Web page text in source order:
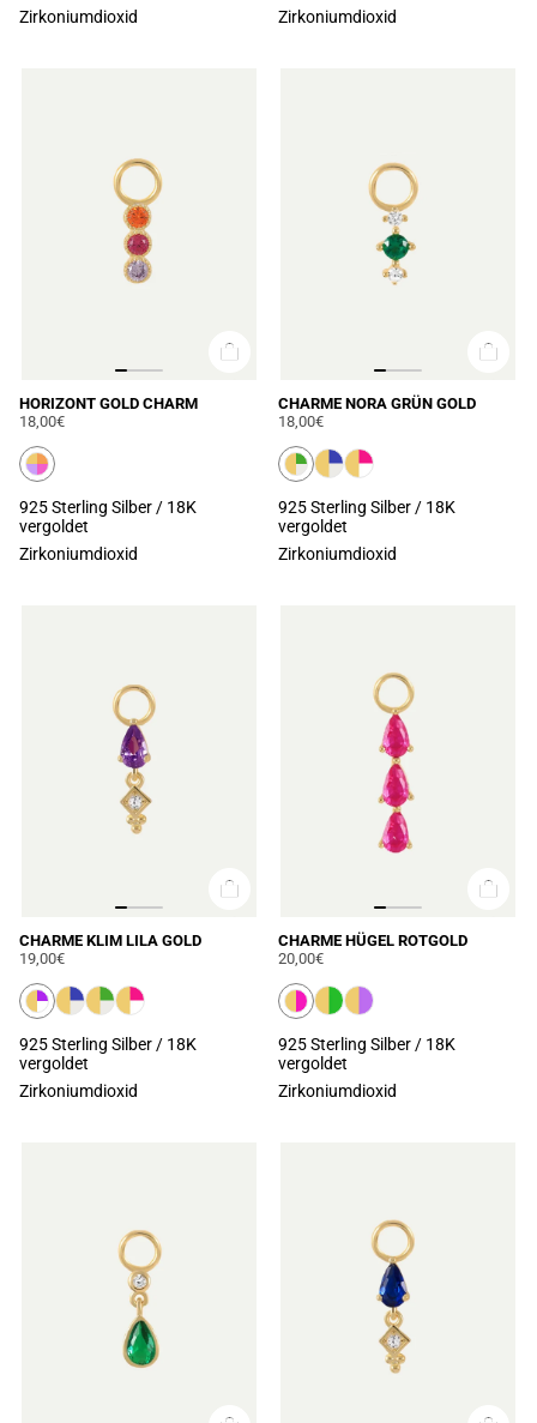
Zirkoniumdioxid
Zirkoniumdioxid
HORIZONT GOLD CHARM
18,00€
925 Sterling Silber / 18K
vergoldet
Zirkoniumdioxid
CHARME NORA GRÜN GOLD
18,00€
925 Sterling Silber / 18K
vergoldet
Zirkoniumdioxid
CHARME KLIM LILA GOLD
19,00€
925 Sterling Silber / 18K
vergoldet
Zirkoniumdioxid
CHARME HÜGEL ROTGOLD
20,00€
925 Sterling Silber / 18K
vergoldet
Zirkoniumdioxid